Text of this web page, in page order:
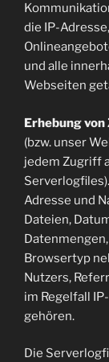
die IP-
und alle
Webseiten
Erhebung
(bzw. unser
jedem Zugriff
Adresse und
Dateien,
Browsertyp
Nutzers,
im Regelfall
gehören.
Die